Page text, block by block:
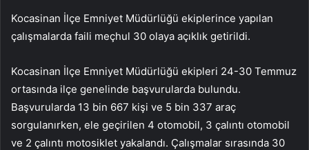
Kocasinan İlçe Emniyet Müdürlüğü ekiplerince yapılan
çalışmalarda faili meçhul 30 olaya açıklık getirildi.
Kocasinan İlçe Emniyet Müdürlüğü ekipleri 24-30 Temmuz
ortasında ilçe genelinde başvurularda bulundu.
Başvurularda 13 bin 667 kişi ve 5 bin 337 araç
sorgulanırken, ele geçirilen 4 otomobil, 3 çalıntı otomobil
ve 2 çalıntı motosiklet yakalandı. Çalışmalar sırasında 30